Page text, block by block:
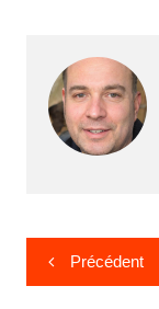
Navigation
de
Précédent